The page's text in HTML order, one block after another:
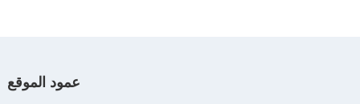
عمود الموقع